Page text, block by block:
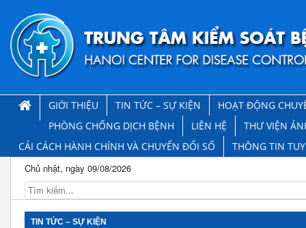
GIỚI THIỆU TIN TỨC – SỰ KIỆN
HOẠT ĐỘNG
PHÒNG CHỐNG DỊCH BỆNH
LIÊN HỆ
THƯ VIỆN
CẢI CÁCH HÀNH CHÍNH VÀ CHUYỂN ĐỔI SỐ
THÔNG TIN
Chủ nhật, ngày 09/08/2026
TIN TỨC – SỰ KIỆN